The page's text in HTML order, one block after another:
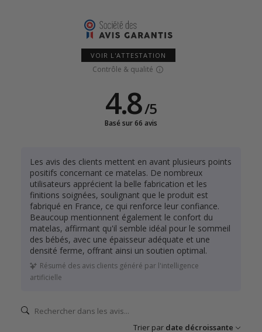
VOIR L'ATTESTATION
Contrôle & qualité
4.8/5
Basé sur 66 avis
Les avis des clients mettent en avant plusieurs points
positifs concernant ce matelas. De nombreux
utilisateurs apprécient la belle fabrication et les
finitions soignées, soulignant que le produit est
fabriqué en France, ce qui renforce leur confiance.
Beaucoup mentionnent également le confort du
matelas, affirmant qu'il semble idéal pour le sommeil
des bébés, avec une épaisseur adéquate et une
densité ferme, offrant ainsi un soutien optimal.
Résumé des avis clients généré par l'intelligence
artificielle
Trier par date décroissante